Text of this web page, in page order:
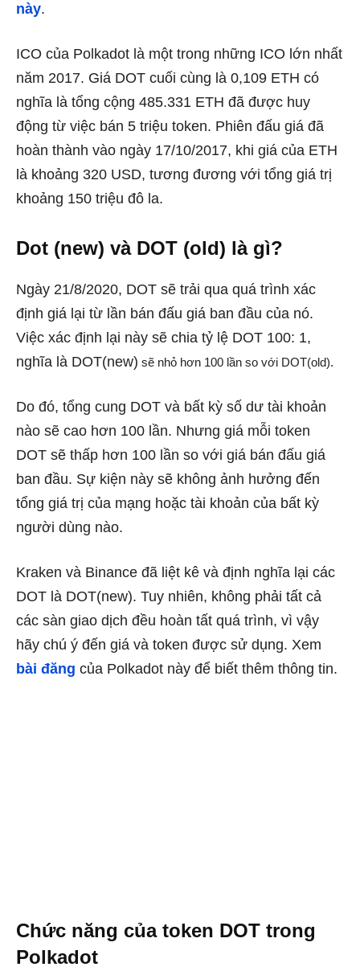
này.
ICO của Polkadot là một trong những ICO lớn nhất
năm 2017. Giá DOT cuối cùng là 0,109 ETH có
nghĩa là tổng cộng 485.331 ETH đã được huy
động từ việc bán 5 triệu token. Phiên đấu giá đã
hoàn thành vào ngày 17/10/2017, khi giá của ETH
là khoảng 320 USD, tương đương với tổng giá trị
khoảng 150 triệu đô la.
Dot (new) và DOT (old) là gì?
Ngày 21/8/2020, DOT sẽ trải qua quá trình xác
định giá lại từ lần bán đấu giá ban đầu của nó.
Việc xác định lại này sẽ chia tỷ lệ DOT 100: 1,
nghĩa là DOT(new) sẽ nhỏ hơn 100 lần so với DOT(old).
Do đó, tổng cung DOT và bất kỳ số dư tài khoản
nào sẽ cao hơn 100 lần. Nhưng giá mỗi token
DOT sẽ thấp hơn 100 lần so với giá bán đấu giá
ban đầu. Sự kiện này sẽ không ảnh hưởng đến
tổng giá trị của mạng hoặc tài khoản của bất kỳ
người dùng nào.
Kraken và Binance đã liệt kê và định nghĩa lại các
DOT là DOT(new). Tuy nhiên, không phải tất cả
các sàn giao dịch đều hoàn tất quá trình, vì vậy
hãy chú ý đến giá và token được sử dụng. Xem
bài đăng của Polkadot này để biết thêm thông tin.
Chức năng của token DOT trong
Polkadot